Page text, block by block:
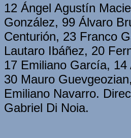
12 Ángel Agustín
González, 99 Álvaro
Centurión, 23 Franco
Lautaro Ibáñez, 20
17 Emiliano García,
30 Mauro
Emiliano Navarro.
Gabriel Di Noia.